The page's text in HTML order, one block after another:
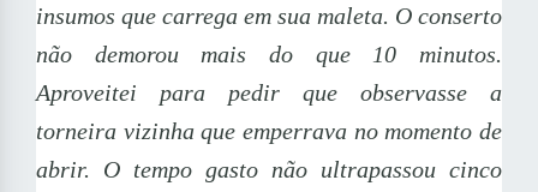
insumos que carrega em sua maleta. O conserto
não demorou mais do que 10 minutos.
Aproveitei para pedir que observasse a
torneira vizinha que emperrava no momento de
abrir. O tempo gasto não ultrapassou cinco